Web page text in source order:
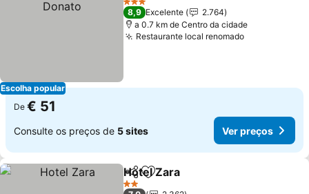
Escolha popular
3 Estrelas
8,9 Excelente
2.764
a 0.7 km de Centro da cidade
Restaurante local renomado
De € 51
Consulte os preços de 5 sites Ver preços
PartilharAdicionar aos favoritos
Hotel Zara
2 Estrelas